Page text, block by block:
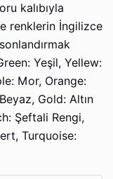
kalıbıyla
renklerin İngilizce
Yeşil, Yellew:
Mor, Orange:
Gold: Altın
Şeftali Rengi,
Turquoise: